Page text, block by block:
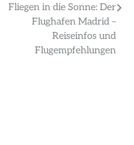
Fliegen in die Sonne: Der
Flughafen Madrid –
Reiseinfos und
Flugempfehlungen